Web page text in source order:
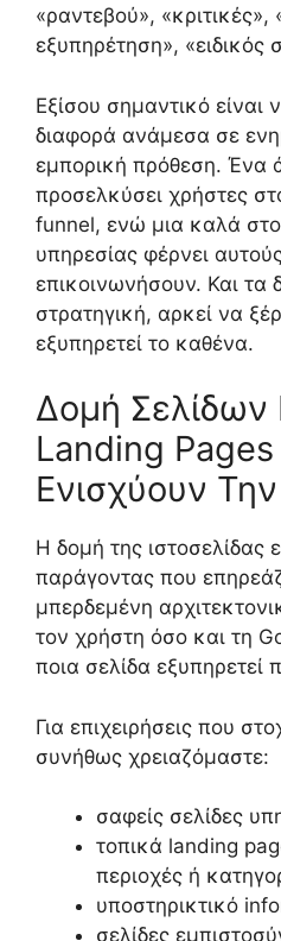
«ραντεβού», «κριτικές»,
εξυπηρέτηση», «ειδικός
Εξίσου σημαντικό είναι
διαφορά ανάμεσα σε
εμπορική πρόθεση. Ένα
προσελκύσει χρήστες
funnel, ενώ μια καλά
υπηρεσίας φέρνει
επικοινωνήσουν. Και τα
στρατηγική, αρκεί να
εξυπηρετεί το καθένα.
Δομή Σελίδων
Landing
Ενισχύουν
Η δομή της ιστοσελίδας
παράγοντας που
μπερδεμένη
τον χρήστη όσο και τη
ποια σελίδα εξυπηρετεί
Για επιχειρήσεις που
συνήθως χρειαζόμαστε:
σαφείς σελίδες
τοπικά landing
περιοχές ή
υποστηρικτικό
σελίδες